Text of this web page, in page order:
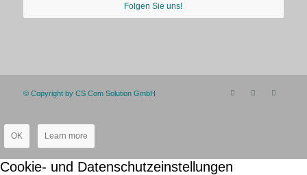
Folgen Sie uns!
© Copyright by CS Com Solution GmbH
OK Learn more
Cookie- und Datenschutzeinstellungen